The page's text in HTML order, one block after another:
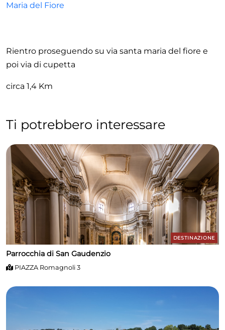
Maria del Fiore
Rientro proseguendo su via santa maria del fiore e
poi via di cupetta
circa 1,4 Km
Ti potrebbero interessare
DESTINAZIONE
Parrocchia di San Gaudenzio
PIAZZA Romagnoli 3